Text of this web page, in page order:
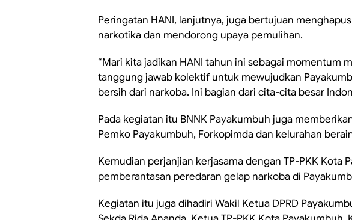
Peringatan HANI, lanjutnya, juga bertujuan
narkotika dan mendorong upaya pemulihan.
“Mari kita jadikan HANI tahun ini sebagai momentum
tanggung jawab kolektif untuk mewujudkan
bersih dari narkoba. Ini bagian dari cita-cita besar
Pada kegiatan itu BNNK Payakumbuh juga
Pemko Payakumbuh, Forkopimda dan kelurahan
Kemudian perjanjian kerjasama dengan TP-PKK Kota
pemberantasan peredaran gelap narkoba di
Kegiatan itu juga dihadiri Wakil Ketua DPRD